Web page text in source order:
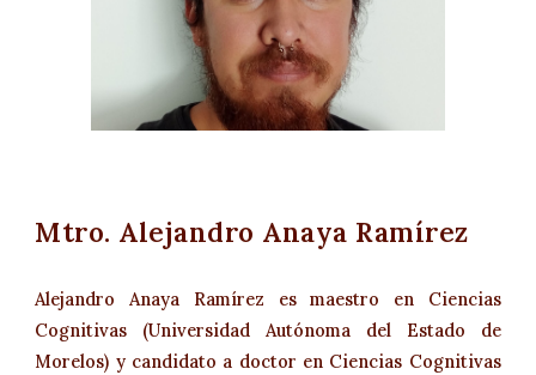
Mtro. Alejandro Anaya Ramírez
Alejandro Anaya Ramírez es maestro en Ciencias
Cognitivas (Universidad Autónoma del Estado de
Morelos) y candidato a doctor en Ciencias Cognitivas